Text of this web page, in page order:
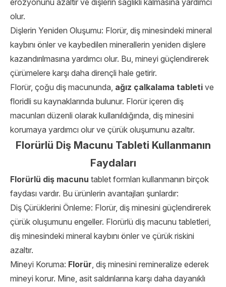
erozyonunu azaltır ve dişlerin sağlıklı kalmasına yardımcı
olur.
Dişlerin Yeniden Oluşumu: Florür, diş minesindeki mineral
kaybını önler ve kaybedilen minerallerin yeniden dişlere
kazandırılmasına yardımcı olur. Bu, mineyi güçlendirerek
çürümelere karşı daha dirençli hale getirir.
Florür, çoğu diş macununda, ağız çalkalama tableti ve
floridli su kaynaklarında bulunur. Florür içeren diş
macunları düzenli olarak kullanıldığında, diş minesini
korumaya yardımcı olur ve çürük oluşumunu azaltır.
Florürlü Diş Macunu Tableti Kullanmanın
Faydaları
Florürlü diş macunu tablet formları kullanmanın birçok
faydası vardır. Bu ürünlerin avantajları şunlardır:
Diş Çürüklerini Önleme: Florür, diş minesini güçlendirerek
çürük oluşumunu engeller. Florürlü diş macunu tabletleri,
diş minesindeki mineral kaybını önler ve çürük riskini
azaltır.
Mineyi Koruma: Florür, diş minesini remineralize ederek
mineyi korur. Mine, asit saldırılarına karşı daha dayanıklı